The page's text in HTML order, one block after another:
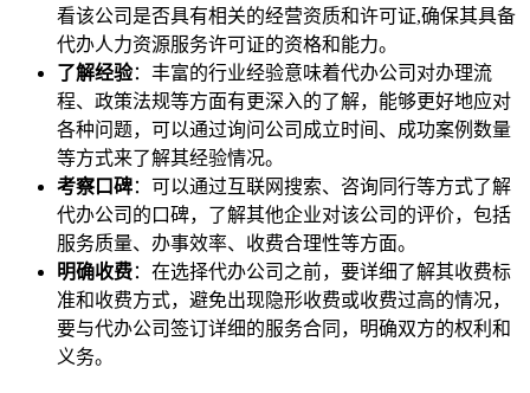
看该公司是否具有相关的经营资质和许可证,确保其具备
代办人力资源服务许可证的资格和能力。
了解经验：丰富的行业经验意味着代办公司对办理流
程、政策法规等方面有更深入的了解，能够更好地应对
各种问题，可以通过询问公司成立时间、成功案例数量
等方式来了解其经验情况。
考察口碑：可以通过互联网搜索、咨询同行等方式了解
代办公司的口碑，了解其他企业对该公司的评价，包括
服务质量、办事效率、收费合理性等方面。
明确收费：在选择代办公司之前，要详细了解其收费标
准和收费方式，避免出现隐形收费或收费过高的情况，
要与代办公司签订详细的服务合同，明确双方的权利和
义务。